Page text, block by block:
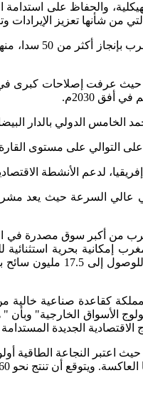
والحفاظ على استدامة
من شأنها تعزيز الإيرادات
عرفت إصلاحات كبرى في
التوالي على مستوى القارة
يوجد بها أول خط سككي عالي
من أكبر سوق مصدرة في
الأولى، فمع 3500 كلم من الشواطئ الساحلية،
الاستراتيجية تعزيز مكانة
الخارجية" وبأن "
الجديدة